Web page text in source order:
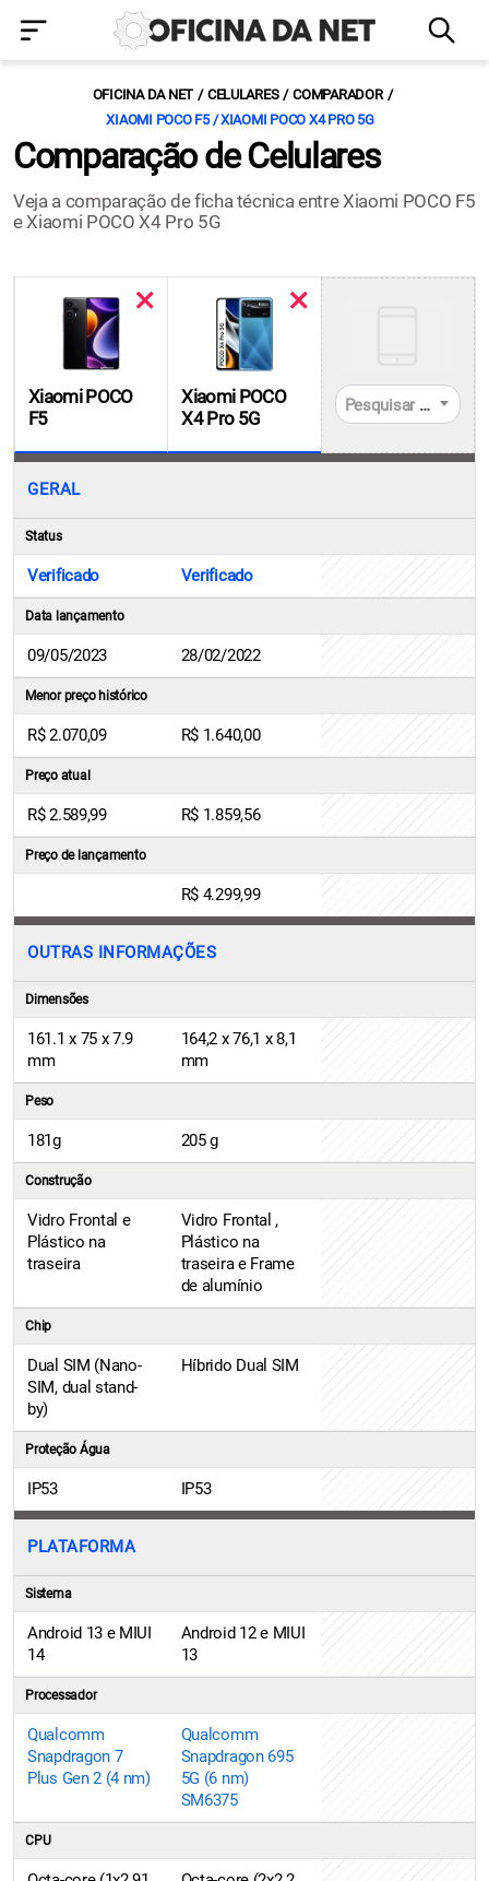
OFICINA DA NET CELULARES
COMPARADOR
XIAOMI POCO F5 / XIAOMI POCO X4 PRO 5G
Comparação de Celulares
Veja a comparação de ficha técnica entre Xiaomi POCO F5
e Xiaomi POCO X4 Pro 5G
Xiaomi POCO
F5
Xiaomi POCO
X4 Pro 5G
Pesquisar celulares
GERAL
Status
Verificado Verificado
Data lançamento
09/05/2023 28/02/2022
Menor preço histórico
R$ 2.070,09 R$ 1.640,00
Preço atual
R$ 2.589,99 R$ 1.859,56
Preço de lançamento
R$ 4.299,99
OUTRAS INFORMAÇÕES
Dimensões
161.1 x 75 x 7.9
mm
164,2 x 76,1 x 8,1
mm
Peso
181g 205 g
Construção
Vidro Frontal e
Plástico na
traseira
Vidro Frontal ,
Plástico na
traseira e Frame
de alumínio
Chip
Dual SIM (Nano-
SIM, dual stand-
by)
Híbrido Dual SIM
Proteção Água
IP53 IP53
PLATAFORMA
Sistema
Android 13 e MIUI
14
Android 12 e MIUI
13
Processador
Qualcomm
Snapdragon 7
Plus Gen 2 (4 nm)
Qualcomm
Snapdragon 695
5G (6 nm)
SM6375
CPU